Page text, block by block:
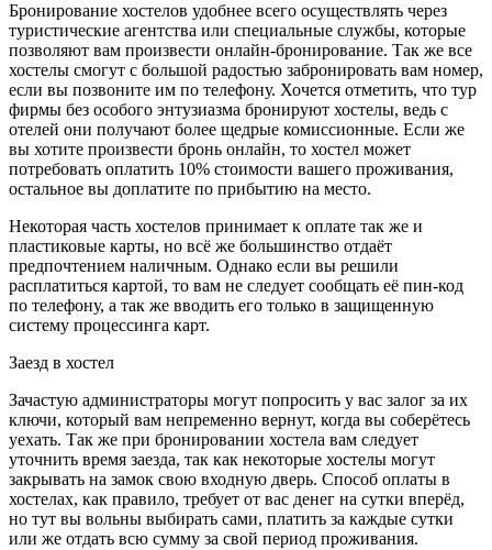
Бронирование хостелов удобнее всего осуществлять через
туристические агентства или специальные службы, которые
позволяют вам произвести онлайн-бронирование. Так же все
хостелы смогут с большой радостью забронировать вам номер,
если вы позвоните им по телефону. Хочется отметить, что тур
фирмы без особого энтузиазма бронируют хостелы, ведь с
отелей они получают более щедрые комиссионные. Если же
вы хотите произвести бронь онлайн, то хостел может
потребовать оплатить 10% стоимости вашего проживания,
остальное вы доплатите по прибытию на место.
Некоторая часть хостелов принимает к оплате так же и
пластиковые карты, но всё же большинство отдаёт
предпочтением наличным. Однако если вы решили
расплатиться картой, то вам не следует сообщать её пин-код
по телефону, а так же вводить его только в защищенную
систему процессинга карт.
Заезд в хостел
Зачастую администраторы могут попросить у вас залог за их
ключи, который вам непременно вернут, когда вы соберётесь
уехать. Так же при бронировании хостела вам следует
уточнить время заезда, так как некоторые хостелы могут
закрывать на замок свою входную дверь. Способ оплаты в
хостелах, как правило, требует от вас денег на сутки вперёд,
но тут вы вольны выбирать сами, платить за каждые сутки
или же отдать всю сумму за свой период проживания.